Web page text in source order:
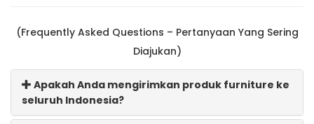
(Frequently Asked Questions – Pertanyaan Yang Sering
Diajukan)
Apakah Anda mengirimkan produk furniture ke
seluruh Indonesia?